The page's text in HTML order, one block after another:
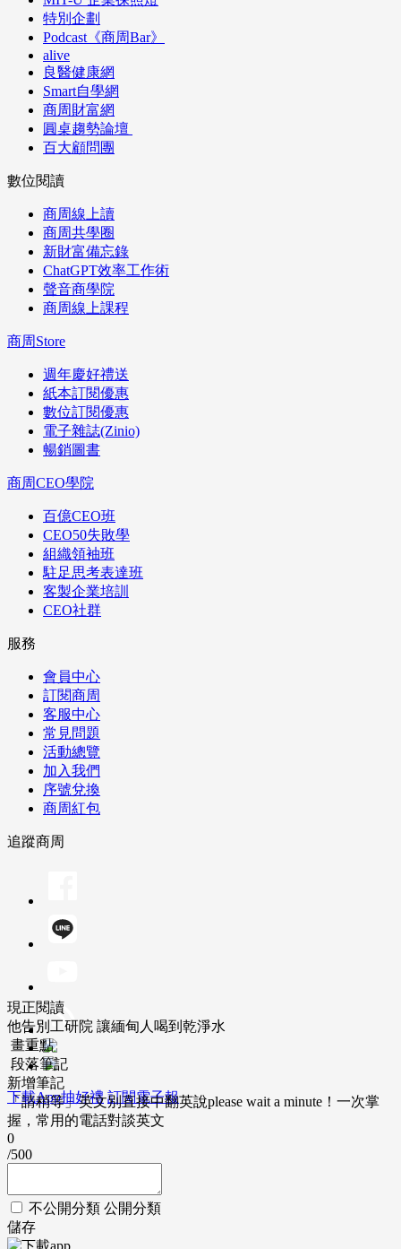
特別企劃
Podcast《商周Bar》
alive
良醫健康網
Smart自學網
商周財富網
圓桌趨勢論壇
百大顧問團
數位閱讀
商周線上讀
商周共學圈
新財富備忘錄
ChatGPT效率工作術
聲音商學院
商周線上課程
商周Store
週年慶好禮送
紙本訂閱優惠
數位訂閱優惠
電子雜誌(Zinio)
暢銷圖書
商周CEO學院
百億CEO班
CEO50失敗學
組織領袖班
駐足思考表達班
客製企業培訓
CEO社群
服務
會員中心
訂閱商周
客服中心
常見問題
活動總覽
加入我們
序號兌換
商周紅包
追蹤商周
下載App抽好禮 訂閱電子報
現正閱讀
他告別工研院 讓緬甸人喝到乾淨水
畫重點
段落筆記
新增筆記
「請稍等」英文別直接中翻英說please wait a minute！一次掌
握，常用的電話對談英文
0
/500
不公開分類 公開分類
儲存